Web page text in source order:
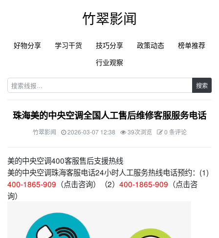
竹翠影闻
好物分享 学习干货 技巧分享 政策动态
榜单推荐
行业观察
搜索
珠海美的中央空调全国人工售后维修客服服务电话
竹翠影闻 2026-03-07 12:38 39次浏览 0 条评论
美的中央空调400客服售后支援热线
美的中央空调珠海客服电话24小时人工服务热线电话预约：(1)
400-1865-909 （点击咨询）（2） 400-1865-909 （点击咨
询）